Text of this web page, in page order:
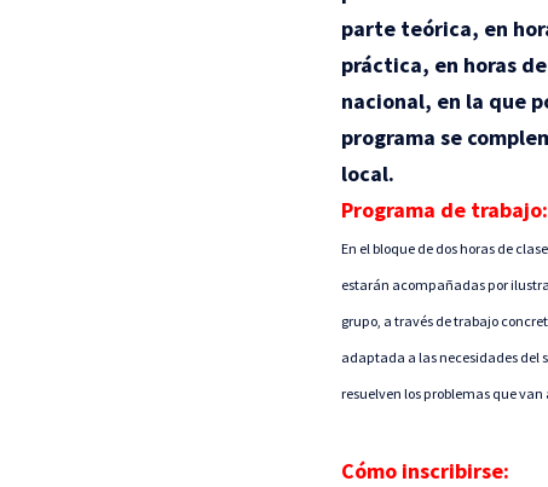
parte teórica, en
práctica, en horas
nacional, en la que
programa se
local.
Programa de trabajo:
En el bloque de dos horas de
estarán acompañadas por
grupo, a través de trabajo
adaptada a las necesidades del
resuelven los problemas que
Cómo inscribirse: